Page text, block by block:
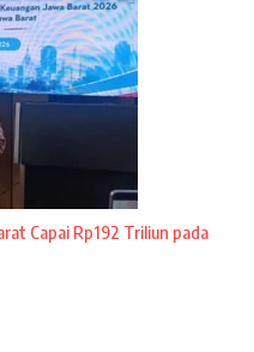
Capai Rp192 Triliun pada